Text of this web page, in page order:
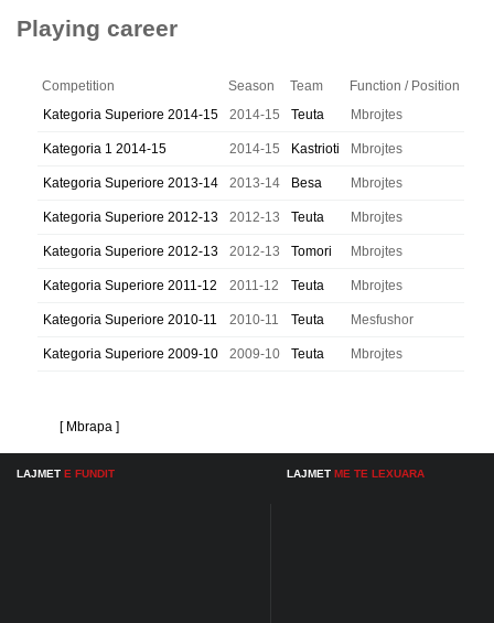
Playing career
Competition Season Team
Function / Position
Kategoria Superiore 2014-15
2014-15 Teuta Mbrojtes
Kategoria 1 2014-15 2014-15 Kastrioti Mbrojtes
Kategoria Superiore 2013-14 2013-14 Besa Mbrojtes
Kategoria Superiore 2012-13 2012-13 Teuta Mbrojtes
Kategoria Superiore 2012-13 2012-13 Tomori Mbrojtes
Kategoria Superiore 2011-12 2011-12 Teuta Mbrojtes
Kategoria Superiore 2010-11 2010-11 Teuta Mesfushor
Kategoria Superiore 2009-10 2009-10 Teuta Mbrojtes
[ Mbrapa ]
LAJMET E FUNDIT LAJMET ME TE LEXUARA